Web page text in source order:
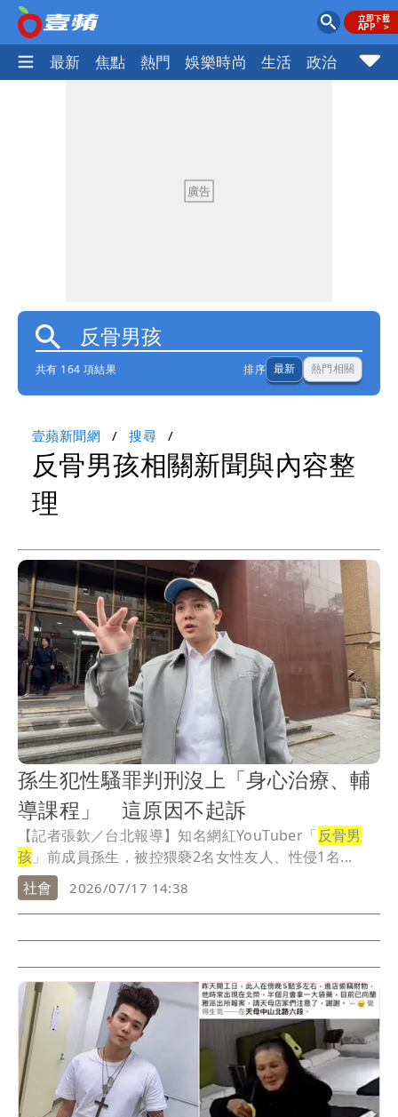
最新 焦點 熱門 娛樂時尚 生活 政治 社會
共有 164 項結果 排序 最新 熱門相關
壹蘋新聞網 搜尋
反骨男孩相關新聞與內容整
理
孫生犯性騷罪判刑沒上「身心治療、輔
導課程」 這原因不起訴
【記者張欽／台北報導】知名網紅YouTuber「反骨男
孩 」前成員孫生，被控猥褻2名女性友人、性侵1名...
社會
2026/07/17 14:38